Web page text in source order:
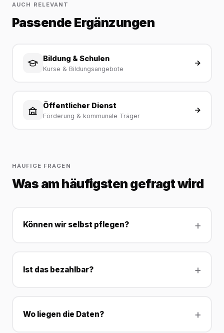
AUCH RELEVANT
Passende Ergänzungen
Bildung & Schulen
Kurse & Bildungsangebote
Öffentlicher Dienst
Förderung & kommunale Träger
HÄUFIGE FRAGEN
Was am häufigsten gefragt wird
Können wir selbst pflegen?
Ist das bezahlbar?
Wo liegen die Daten?